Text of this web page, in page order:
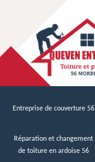
Entreprise de couverture 56
Réparation et changement
de toiture en ardoise 56